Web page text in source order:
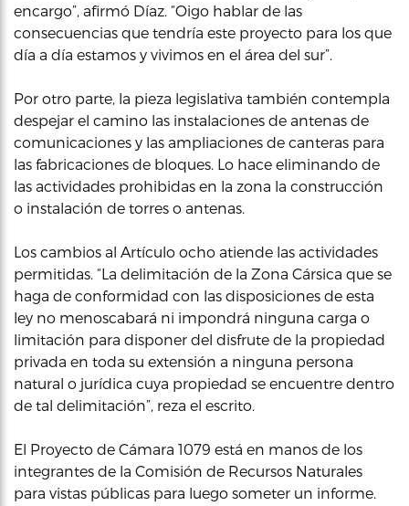
encargo”, afirmó Díaz. “Oigo hablar de las
consecuencias que tendría este proyecto para los que
día a día estamos y vivimos en el área del sur”.
Por otro parte, la pieza legislativa también contempla
despejar el camino las instalaciones de antenas de
comunicaciones y las ampliaciones de canteras para
las fabricaciones de bloques. Lo hace eliminando de
las actividades prohibidas en la zona la construcción
o instalación de torres o antenas.
Los cambios al Artículo ocho atiende las actividades
permitidas. “La delimitación de la Zona Cársica que se
haga de conformidad con las disposiciones de esta
ley no menoscabará ni impondrá ninguna carga o
limitación para disponer del disfrute de la propiedad
privada en toda su extensión a ninguna persona
natural o jurídica cuya propiedad se encuentre dentro
de tal delimitación”, reza el escrito.
El Proyecto de Cámara 1079 está en manos de los
integrantes de la Comisión de Recursos Naturales
para vistas públicas para luego someter un informe.